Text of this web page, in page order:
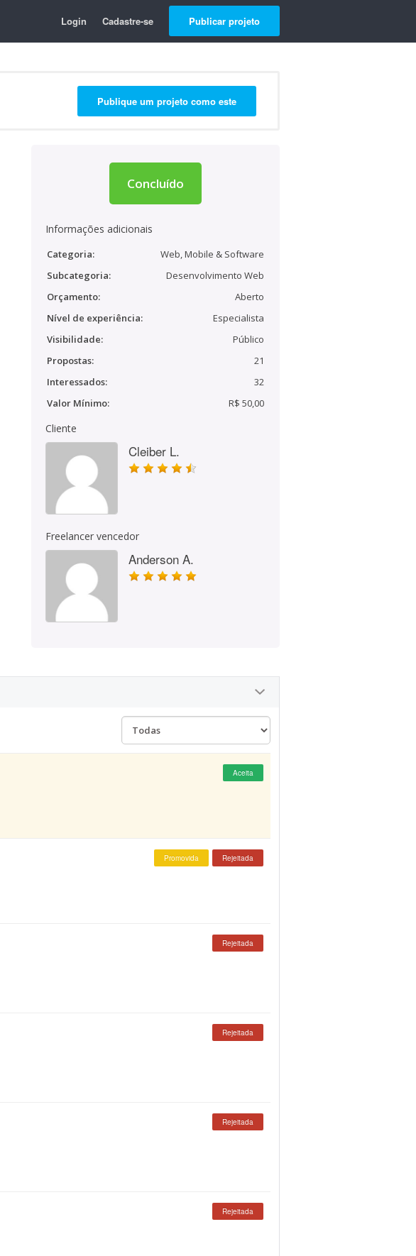
Login Cadastre-se Publicar projeto
Publique um projeto como este
Concluído
Informações adicionais
Categoria:
Web, Mobile & Software
Subcategoria:
Desenvolvimento Web
Orçamento:
Aberto
Nível de experiência:
Especialista
Visibilidade:
Público
Propostas:
21
Interessados:
32
Valor Mínimo:
R$ 50,00
Cliente
Cleiber L.
Freelancer vencedor
Anderson A.
Aceita
Promovida Rejeitada
Rejeitada
Rejeitada
Rejeitada
Rejeitada